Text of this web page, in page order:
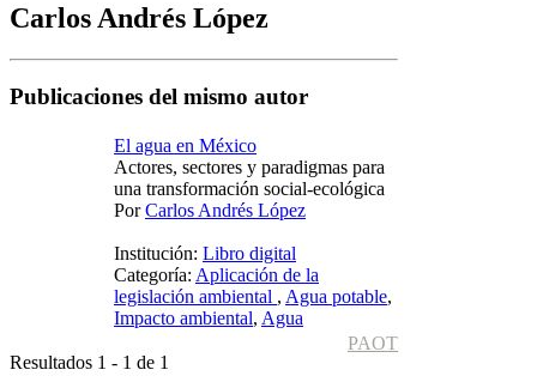
Carlos Andrés López
Publicaciones del mismo autor
El agua en México
Actores, sectores y paradigmas para
una transformación social-ecológica
PorCarlos Andrés López
Institución: Libro digital
Categoría: Aplicación de la
legislación ambiental , Agua potable,
Impacto ambiental, Agua
PAOT
Resultados 1 - 1 de 1